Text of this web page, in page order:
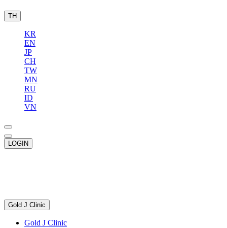
TH
KR
EN
JP
CH
TW
MN
RU
ID
VN
LOGIN
Gold J Clinic
Gold J Clinic